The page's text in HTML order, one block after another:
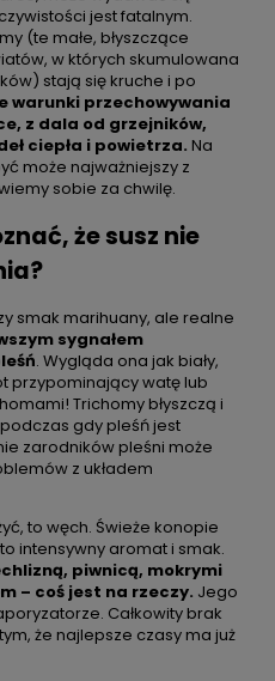
jest fatalnym.
(te małe, błyszczące
w których skumulowana
stają się kruche i po
warunki przechowywania
z dala od grzejników,
ciepła i powietrza. Na
może najważniejszy z
sobie za chwilę.
że susz nie
smak marihuany, ale realne
sygnałem
. Wygląda ona jak biały,
przypominający watę lub
Trichomy błyszczą i
gdy pleśń jest
zarodników pleśni może
z układem
to węch. Świeże konopie
intensywny aromat i smak.
piwnicą, mokrymi
– coś jest na rzeczy. Jego
Całkowity brak
że najlepsze czasy ma już